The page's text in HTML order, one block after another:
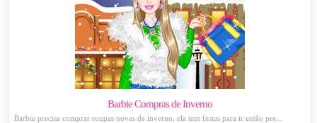
Barbie Compras de Inverno
Barbie precisa comprar roupas novas de inverno, ela tem festas para ir então pre...